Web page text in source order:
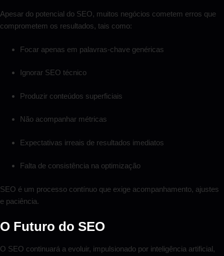
Apesar do potencial do SEO, muitos negócios cometem erros que
comprometem os resultados, tais como:
Focar apenas em palavras-chave genéricas
Ignorar SEO técnico
Produzir conteúdos superficiais
Não acompanhar métricas
Expectativas irreais de resultados imediatos
Falta de consistência na optimização
SEO é um processo contínuo que exige acompanhamento, ajustes
e paciência.
O Futuro do SEO
O SEO continuará a evoluir, impulsionado por inteligência artificial,